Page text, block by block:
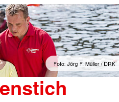
Foto: Jörg F. Müller / DRK